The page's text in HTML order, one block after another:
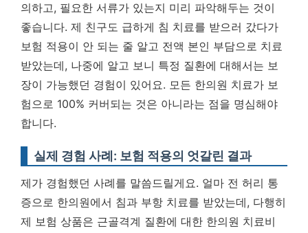
의하고, 필요한 서류가 있는지 미리 파악해두는 것이
좋습니다. 제 친구도 급하게 침 치료를 받으러 갔다가
보험 적용이 안 되는 줄 알고 전액 본인 부담으로 치료
받았는데, 나중에 알고 보니 특정 질환에 대해서는 보
장이 가능했던 경험이 있어요. 모든 한의원 치료가 보
험으로 100% 커버되는 것은 아니라는 점을 명심해야
합니다.
실제 경험 사례: 보험 적용의 엇갈린 결과
제가 경험했던 사례를 말씀드릴게요. 얼마 전 허리 통
증으로 한의원에서 침과 부항 치료를 받았는데, 다행히
제 보험 상품은 근골격계 질환에 대한 한의원 치료비